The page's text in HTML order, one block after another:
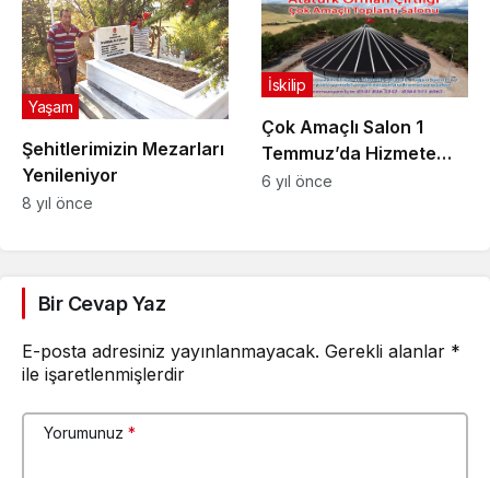
Şehitlerimizin Mezarları
Yenileniyor
Yaşam
8 yıl önce
Çok Amaçlı Salon 1
Temmuz’da Hizmete
Giriyor
İskilip
6 yıl önce
Bir Cevap Yaz
E-posta adresiniz yayınlanmayacak. Gerekli alanlar *
ile işaretlenmişlerdir
Yorumunuz *